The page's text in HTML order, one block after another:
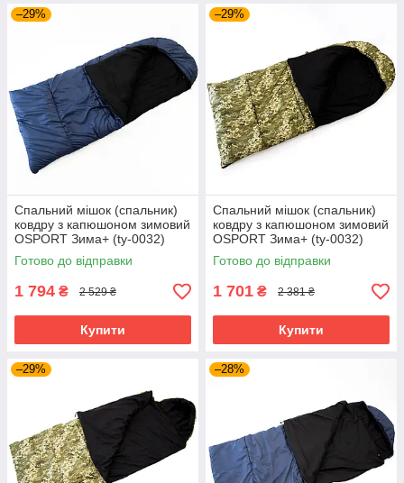
–29%
Спальний мішок (спальник)
ковдру з капюшоном зимовий
OSPORT Зима+ (ty-0032)
Синій
Готово до відправки
1 794 ₴ 2 529 ₴
Купити
–29%
Спальний мішок (спальник)
ковдру з капюшоном зимовий
OSPORT Зима+ (ty-0032)
Піксель
Готово до відправки
1 701 ₴ 2 381 ₴
Купити
–29% –28%